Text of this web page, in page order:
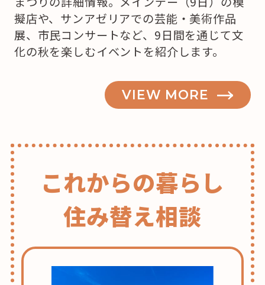
擬店や、サンアゼリアでの芸能・美術作品
展、市民コンサートなど、9日間を通じて文
化の秋を楽しむイベントを紹介します。
VIEW MORE
これからの暮らし
住み替え相談